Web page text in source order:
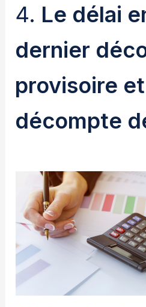
4. Le délai
dernier
provisoire
décompte